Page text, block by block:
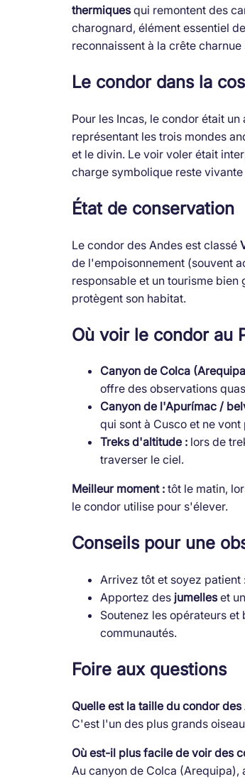
thermiquesqui remontent des
charognard, élément essentiel
reconnaissent à la crête charnue
Le condor dans la
Pour les Incas, le condor était
représentant les trois mondes
et le divin. Le voir voler était
charge symbolique reste
État de conservation
Le condor des Andes est classé
de l'empoisonnement (souvent
responsable et un tourisme
protègent son habitat.
Où voir le condor au
Canyon de Colca
offre des observations
Canyon de l'Apurímac /
qui sont à Cusco et ne
Treks d'altitude :lors de
traverser le ciel.
Meilleur moment :tôt le matin,
le condor utilise pour s'élever.
Conseils pour une
Arrivez tôt et soyez patient
Apportez des jumelleset
Soutenez les opérateurs
communautés.
Foire aux questions
Quelle est la taille du condor des
C'est l'un des plus grands
Où est-il plus facile de voir des
Au canyon de Colca (Arequipa),